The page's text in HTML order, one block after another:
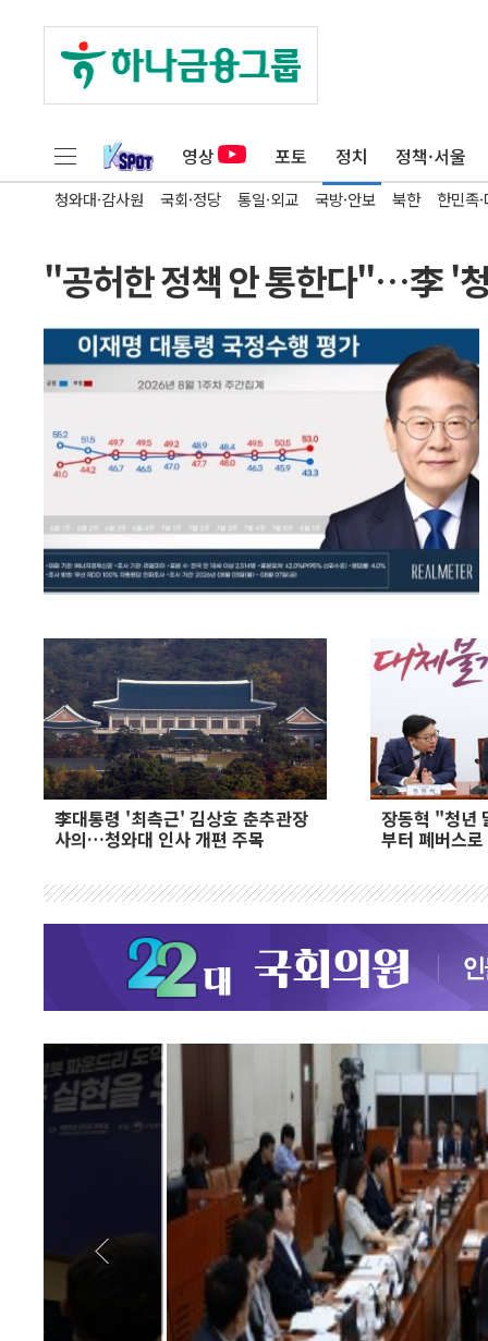
영상 포토 정치 정책·서울
청와대·감사원 국회·정당 통일·외교 국방·안보 북한 한민족
"공허한 정책 안 통한다"…李 '
李대통령 '최측근' 김상호 춘추관장
사의…청와대 인사 개편 주목
장동혁 "청년
부터 폐버스